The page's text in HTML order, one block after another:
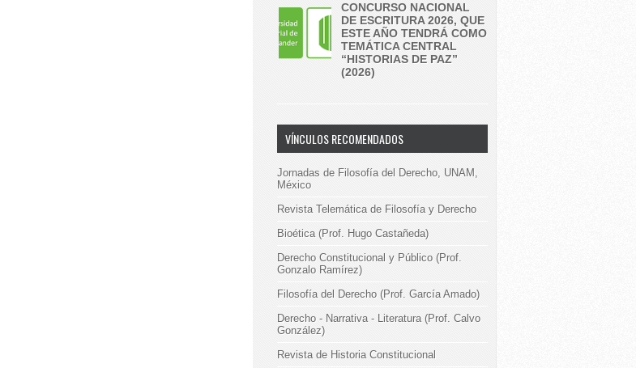
CONCURSO NACIONAL
DE ESCRITURA 2026, QUE
ESTE AÑO TENDRÁ COMO
TEMÁTICA CENTRAL
“HISTORIAS DE PAZ”
(2026)
VÍNCULOS RECOMENDADOS
Jornadas de Filosofía del Derecho, UNAM,
México
Revista Telemática de Filosofía y Derecho
Bioética (Prof. Hugo Castañeda)
Derecho Constitucional y Público (Prof.
Gonzalo Ramírez)
Filosofía del Derecho (Prof. García Amado)
Derecho - Narrativa - Literatura (Prof. Calvo
González)
Revista de Historia Constitucional